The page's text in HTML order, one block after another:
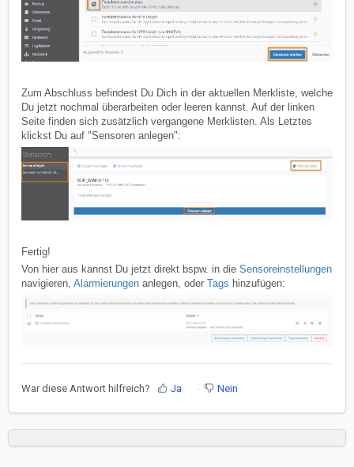
Zum Abschluss befindest Du Dich in der aktuellen Merkliste, welche
Du jetzt nochmal überarbeiten oder leeren kannst. Auf der linken
Seite finden sich zusätzlich vergangene Merklisten. Als Letztes
klickst Du auf "Sensoren anlegen":
Fertig!
Von hier aus kannst Du jetzt direkt bspw. in die Sensoreinstellungen
navigieren, Alarmierungen anlegen, oder Tags hinzufügen:
War diese Antwort hilfreich? Ja Nein